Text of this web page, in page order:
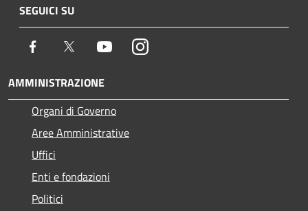
SEGUICI SU
Facebook Twitter YoutubeInstagram
AMMINISTRAZIONE
Organi di Governo
Aree Amministrative
Uffici
Enti e fondazioni
Politici